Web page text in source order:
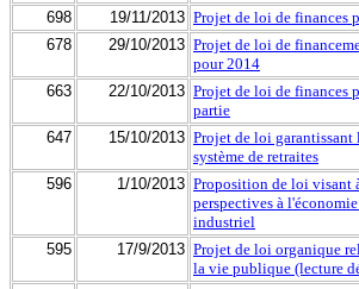
698 19/11/2013 Projet de loi de finances
678
29/10/2013 Projet de loi de
pour 2014
663 22/10/2013 Projet de loi de finances
partie
647 15/10/2013 Projet de loi
système de retraites
596 1/10/2013 Proposition de loi visant
perspectives à
industriel
595 17/9/2013 Projet de loi organique
la vie publique (lecture